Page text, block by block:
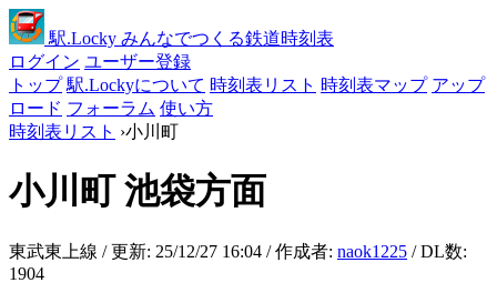
駅.Locky みんなでつくる鉄道時刻表
ログイン ユーザー登録
トップ 駅.Lockyについて 時刻表リスト 時刻表マップ アップ
ロード フォーラム 使い方
時刻表リスト ›小川町
小川町池袋方面
東武東上線 / 更新: 25/12/27 16:04 / 作成者: naok1225 / DL数:
1904